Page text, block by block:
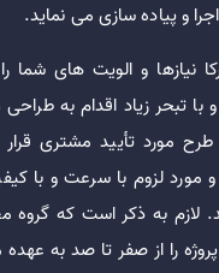
و پیاده سازی می نماید.
نیازها و الویت های شما
تبحر زیاد اقدام به
مورد تأیید مشتری
مورد لزوم با سرعت و با
لازم به ذکر است که گروه
را از صفر تا صد به